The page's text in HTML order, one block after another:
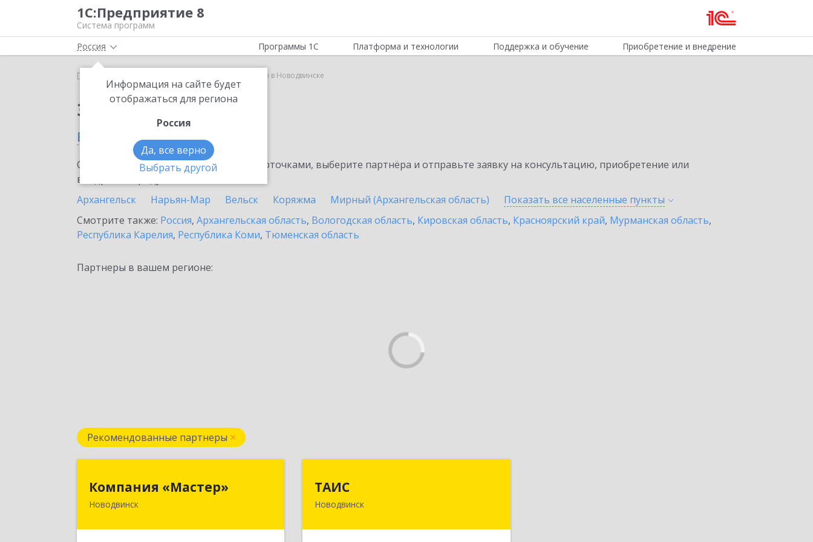
1С:Предприятие 8
Система программ
Россия
Информация на сайте будет
отображаться для региона
Россия
Да, все верно
Выбрать другой
Программы 1С Платформа и технологии Поддержка и обучение Приобретение и внедрение
Главная 1С-Товары в Новодвинске
Заказать 1С-Товары
в Новодвинске
Ознакомьтесь с информационными карточками, выберите партнёра и отправьте заявку на консультацию, приобретение или
внедрение продукта.
Архангельск
Нарьян-Мар Вельск Коряжма Мирный (Архангельская область) Показать все населенные пункты
Смотрите также: Россия, Архангельская область, Вологодская область, Кировская область, Красноярский край, Мурманская область,
Республика Карелия, Республика Коми, Тюменская область
Партнеры в вашем регионе:
Рекомендованные партнеры
Компания «Мастер»
Новодвинск
ТАИС
Новодвинск